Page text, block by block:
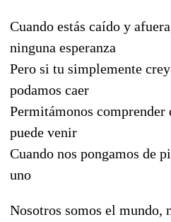
Cuando estás caído y
ninguna esperanza
Pero si tu simplemente
podamos caer
Permitámonos comprender
puede venir
Cuando nos pongamos de
uno
Nosotros somos el mundo,